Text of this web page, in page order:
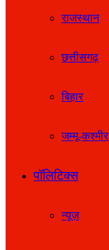
राजस्थान
छत्तीसगढ़
बिहार
जम्मू-कश्मीर
पॉलिटिक्स
न्यूज़